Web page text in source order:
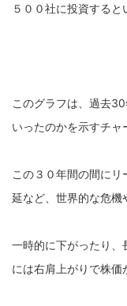
５００社に投資すると
このグラフは、過去
いったのかを示すチャ
この３０年間の間に
延など、世界的な危機
一時的に下がったり、
には右肩上がりで株価